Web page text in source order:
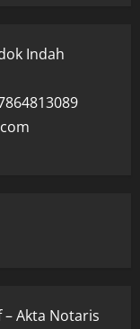
Indah
Akta Notaris